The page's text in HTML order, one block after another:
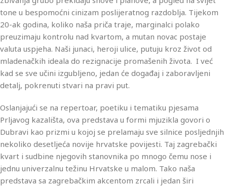
tone u bespomoćni cinizam poslijeratnog razdoblja. Tijekom
20-ak godina, koliko naša priča traje, marginalci polako
preuzimaju kontrolu nad kvartom, a mutan novac postaje
valuta uspjeha. Naši junaci, heroji ulice, putuju kroz život od
mladenačkih ideala do rezignacije promašenih života. I već
kad se sve učini izgubljeno, jedan će događaj i zaboravljeni
detalj, pokrenuti stvari na pravi put.
Oslanjajući se na repertoar, poetiku i tematiku pjesama
Prljavog kazališta, ova predstava u formi mjuzikla govori o
Dubravi kao prizmi u kojoj se prelamaju sve silnice posljednjih
nekoliko desetljeća novije hrvatske povijesti. Taj zagrebački
kvart i sudbine njegovih stanovnika po mnogo čemu nose i
jednu univerzalnu težinu Hrvatske u malom. Tako naša
predstava sa zagrebačkim akcentom zrcali i jedan širi